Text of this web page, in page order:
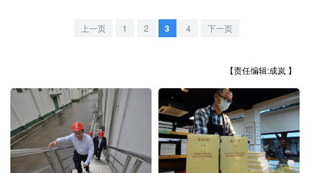
天津 河北
江苏
浙江 安徽 福建
山东 河南 湖北 湖南
广东 广西 海南 重庆
上一页 1 2 3 4 下一页
【责任编辑:成岚 】